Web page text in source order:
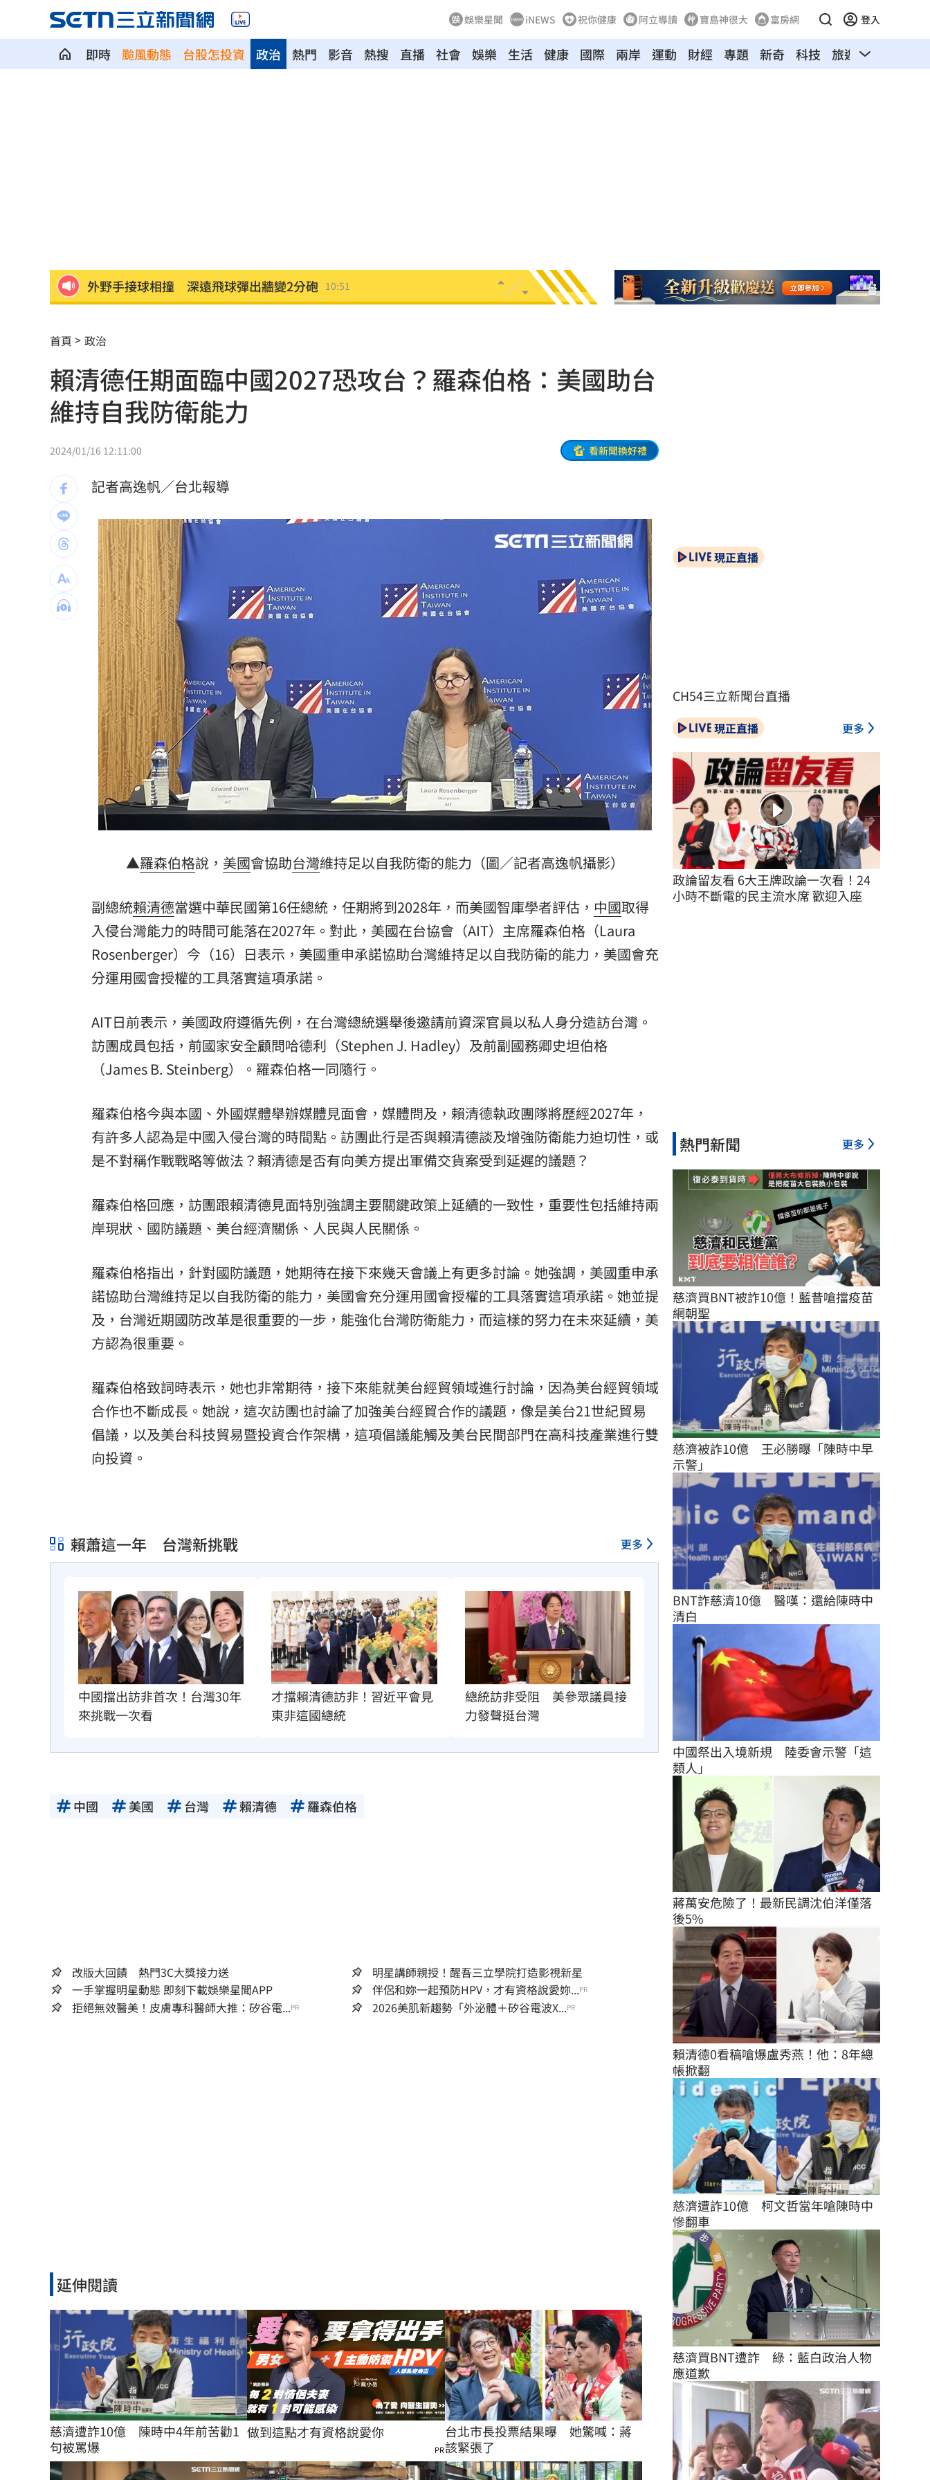
娛樂星聞 iNEWS 祝你健康 阿立導讀 寶島神很大 富房網 登入
即時 颱風動態 台股怎投資 熱門 影音 熱搜 直播
政治 社會 娛樂 生活 健康 國際 兩岸 運動 財經 專題 新奇 科技 旅遊 汽車
外野手接球相撞 深遠飛球彈出牆變2分砲 10:51
獨／詐10億囤黃金爆增值3倍：可望全拿回
直呼難以諒解！他：慈濟最高層應有人下台 10:45
4年前示警疫苗掮客遭抹黑 陳時中回應了
BLACKPINK活動惹議 公司遭人持球桿猛砸
靠慈濟志工形象加分 女律當選彰律理事長
白海豚逼近放颱風假？最新暴風圈侵襲率曝
生前曾對打丟丟妹 肥大叔猝逝震撼全網
嘉里大容物流車撞分隔島！駕駛酒測值爆表
新／白海豚逼近！氣象署宣布14:30發海警
白海豚颱風逼近 綠島、蘭嶼船班今起停駛
曾喊慈濟跟民進黨信誰！沈伯洋開嗆蔣萬安 10:30
最猛黑化越野車 台灣配額5輛 10:30
台灣彩券開獎直播中 20:31
LIVE三立+24小時直播 15:27
三立iNEWS新聞台線上直播
8國球員齊聚高雄 Formosa 7s掀足球熱潮 10:00
首頁 政治
賴清德任期面臨中國2027恐攻台？羅森伯格：美國助台
維持自我防衛能力
2024/01/16 12:11:00 看新聞換好禮
記者高逸帆／台北報導
▲羅森伯格說， 美國會協助台灣維持足以自我防衛的能力（圖／記者高逸帆攝影）
副總統賴清德當選中華民國第16任總統，任期將到2028年，而美國智庫學者評估， 中國取得
入侵台灣能力的時間可能落在2027年。對此，美國在台協會（AIT）主席羅森伯格（Laura
Rosenberger）今（16）日表示，美國重申承諾協助台灣維持足以自我防衛的能力，美國會充
分運用國會授權的工具落實這項承諾。
AIT日前表示，美國政府遵循先例，在台灣總統選舉後邀請前資深官員以私人身分造訪台灣。
訪團成員包括，前國家安全顧問哈德利（Stephen J. Hadley）及前副國務卿史坦伯格
（James B. Steinberg）。羅森伯格一同隨行。
羅森伯格今與本國、外國媒體舉辦媒體見面會，媒體問及，賴清德執政團隊將歷經2027年，
有許多人認為是中國入侵台灣的時間點。訪團此行是否與賴清德談及增強防衛能力迫切性，或
是不對稱作戰戰略等做法？賴清德是否有向美方提出軍備交貨案受到延遲的議題？
羅森伯格回應，訪團跟賴清德見面特別強調主要關鍵政策上延續的一致性，重要性包括維持兩
岸現狀、國防議題、美台經濟關係、人民與人民關係。
羅森伯格指出，針對國防議題，她期待在接下來幾天會議上有更多討論。她強調，美國重申承
諾協助台灣維持足以自我防衛的能力，美國會充分運用國會授權的工具落實這項承諾。她並提
及，台灣近期國防改革是很重要的一步，能強化台灣防衛能力，而這樣的努力在未來延續，美
方認為很重要。
羅森伯格致詞時表示，她也非常期待，接下來能就美台經貿領域進行討論，因為美台經貿領域
合作也不斷成長。她說，這次訪團也討論了加強美台經貿合作的議題，像是美台21世紀貿易
倡議，以及美台科技貿易暨投資合作架構，這項倡議能觸及美台民間部門在高科技產業進行雙
向投資。
賴蕭這一年 台灣新挑戰 更多
中國擋出訪非首次！台灣30年
來挑戰一次看
才擋賴清德訪非！習近平會見
東非這國總統
總統訪非受阻　美參眾議員接
力發聲挺台灣
中國 美國 台灣 賴清德 羅森伯格
改版大回饋 熱門3C大獎接力送
明星講師親授！醒吾三立學院打造影視新星
一手掌握明星動態 即刻下載娛樂星聞APP
伴侶和妳一起預防HPV，才有資格說愛妳...PR
拒絕無效醫美！皮膚專科醫師大推：矽谷電...PR 2026美肌新趨勢「外泌體＋矽谷電波X...PR
延伸閱讀
慈濟遭詐10億　陳時中4年前苦勸1
句被罵爆
做到這點才有資格說愛你
PR
台北市長投票結果曝　她驚喊：蔣
該緊張了
現正直播
CH54三立新聞台直播
現正直播 更多
政論留友看 6大王牌政論一次看！24
小時不斷電的民主流水席 歡迎入座
熱門新聞 更多
慈濟買BNT被詐10億！藍昔嗆擋疫苗
網朝聖
慈濟被詐10億　王必勝曝「陳時中早
示警」
BNT詐慈濟10億　醫嘆：還給陳時中
清白
中國祭出入境新規　陸委會示警「這
類人」
蔣萬安危險了！最新民調沈伯洋僅落
後5%
賴清德0看稿嗆爆盧秀燕！他：8年總
帳掀翻
慈濟遭詐10億　柯文哲當年嗆陳時中
慘翻車
慈濟買BNT遭詐　綠：藍白政治人物
應道歉